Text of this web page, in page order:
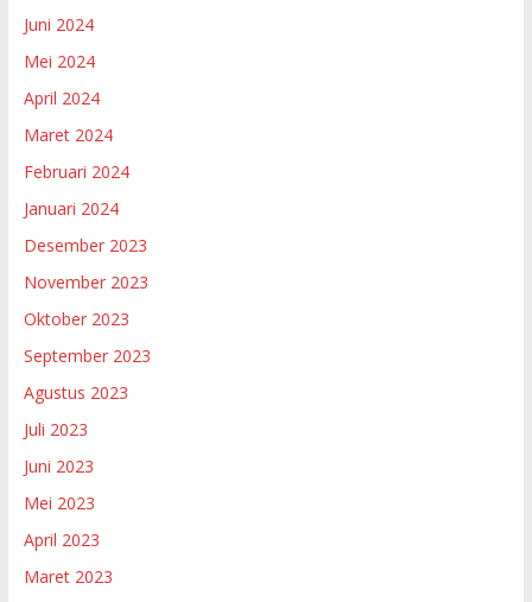
Juni 2024
Mei 2024
April 2024
Maret 2024
Februari 2024
Januari 2024
Desember 2023
November 2023
Oktober 2023
September 2023
Agustus 2023
Juli 2023
Juni 2023
Mei 2023
April 2023
Maret 2023